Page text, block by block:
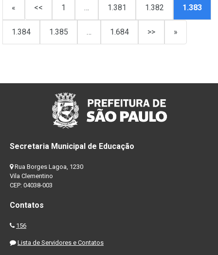
« << 1 … 1.381 1.382 1.383
1.384 1.385 … 1.684 >> »
Secretaria Municipal de Educação
Rua Borges Lagoa, 1230
Vila Clementino
CEP: 04038-003
Contatos
156
Lista de Servidores e Contatos